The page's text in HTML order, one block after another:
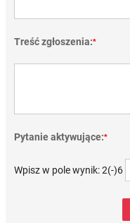
Treść zgłoszenia:*
Pytanie aktywujące:*
Wpisz w pole wynik: 2(-)6